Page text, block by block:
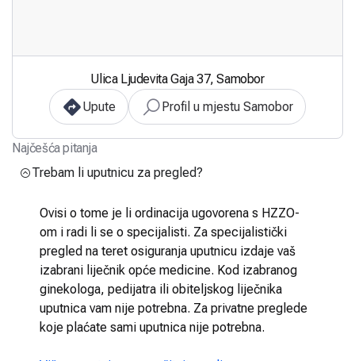
Ulica Ljudevita Gaja 37, Samobor
Upute
Profil u mjestu Samobor
Najčešća pitanja
Trebam li uputnicu za pregled?
Ovisi o tome je li ordinacija ugovorena s HZZO-
om i radi li se o specijalisti. Za specijalistički
pregled na teret osiguranja uputnicu izdaje vaš
izabrani liječnik opće medicine. Kod izabranog
ginekologa, pedijatra ili obiteljskog liječnika
uputnica vam nije potrebna. Za privatne preglede
koje plaćate sami uputnica nije potrebna.